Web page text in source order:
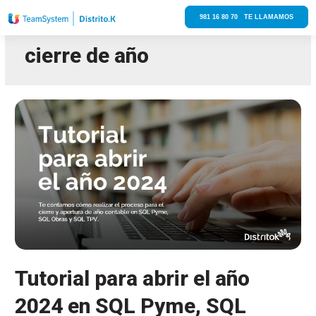
981 16 80 70 TE LLAMAMOS
cierre de año
Tutorial para abrir el año
2024 en SQL Pyme, SQL